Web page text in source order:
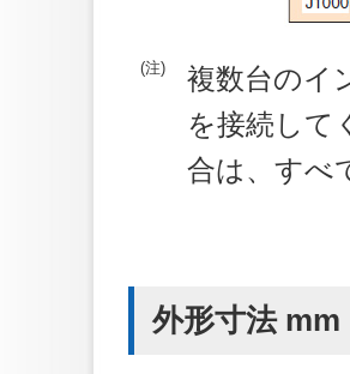
(注)
複数台のイ
を接続して
合は、すべ
外形寸法 mm